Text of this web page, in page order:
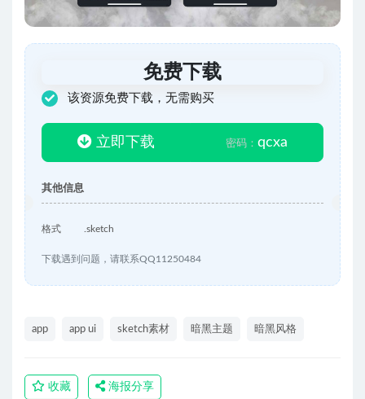
免费下载
该资源免费下载，无需购买
立即下载 密码： qcxa
其他信息
格式 .sketch
下载遇到问题，请联系QQ11250484
app app ui sketch素材 暗黑主题 暗黑风格
收藏 海报分享